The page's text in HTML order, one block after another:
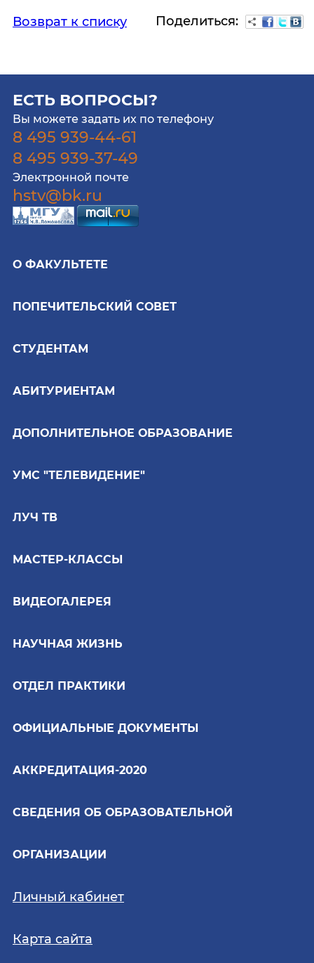
Возврат к списку
Поделиться:
ЕСТЬ ВОПРОСЫ?
Вы можете задать их по телефону
8 495 939-44-61
8 495 939-37-49
Электронной почте
hstv@bk.ru
О ФАКУЛЬТЕТЕ
ПОПЕЧИТЕЛЬСКИЙ СОВЕТ
СТУДЕНТАМ
АБИТУРИЕНТАМ
ДОПОЛНИТЕЛЬНОЕ ОБРАЗОВАНИЕ
УМС "ТЕЛЕВИДЕНИЕ"
ЛУЧ ТВ
МАСТЕР-КЛАССЫ
ВИДЕОГАЛЕРЕЯ
НАУЧНАЯ ЖИЗНЬ
ОТДЕЛ ПРАКТИКИ
ОФИЦИАЛЬНЫЕ ДОКУМЕНТЫ
АККРЕДИТАЦИЯ-2020
СВЕДЕНИЯ ОБ ОБРАЗОВАТЕЛЬНОЙ
ОРГАНИЗАЦИИ
Личный кабинет
Карта сайта